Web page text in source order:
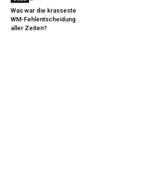
Was war die krasseste
WM-Fehlentscheidung
aller Zeiten?